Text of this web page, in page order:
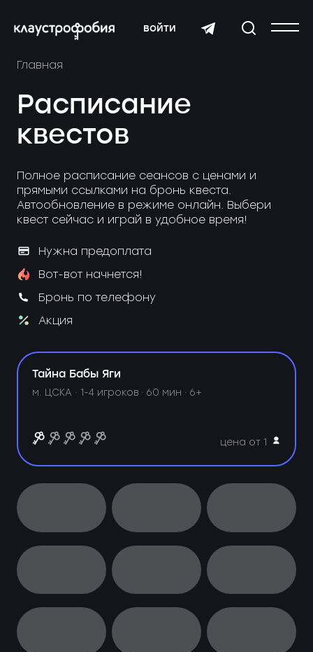
войти
Главная
Расписание
квестов
Полное расписание сеансов с ценами и
прямыми ссылками на бронь квеста.
Автообновление в режиме онлайн. Выбери
квест сейчас и играй в удобное время!
Нужна предоплата
Вот-вот начнется!
Бронь по телефону
Акция
Тайна Бабы Яги
м. ЦСКА · 1-4 игроков · 60 мин · 6+
цена от 1